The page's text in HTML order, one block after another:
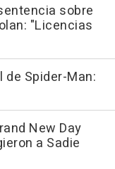
sobre
"Licencias
de Spider-Man:
New Day
a Sadie